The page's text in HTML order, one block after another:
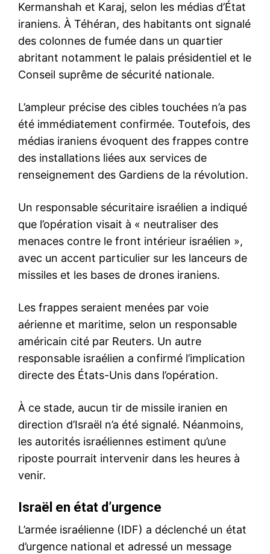
Kermanshah et Karaj, selon les médias d’État
iraniens. À Téhéran, des habitants ont signalé
des colonnes de fumée dans un quartier
abritant notamment le palais présidentiel et le
Conseil suprême de sécurité nationale.
L’ampleur précise des cibles touchées n’a pas
été immédiatement confirmée. Toutefois, des
médias iraniens évoquent des frappes contre
des installations liées aux services de
renseignement des Gardiens de la révolution.
Un responsable sécuritaire israélien a indiqué
que l’opération visait à « neutraliser des
menaces contre le front intérieur israélien »,
avec un accent particulier sur les lanceurs de
missiles et les bases de drones iraniens.
Les frappes seraient menées par voie
aérienne et maritime, selon un responsable
américain cité par Reuters. Un autre
responsable israélien a confirmé l’implication
directe des États-Unis dans l’opération.
À ce stade, aucun tir de missile iranien en
direction d’Israël n’a été signalé. Néanmoins,
les autorités israéliennes estiment qu’une
riposte pourrait intervenir dans les heures à
venir.
Israël en état d’urgence
L’armée israélienne (IDF) a déclenché un état
d’urgence national et adressé un message